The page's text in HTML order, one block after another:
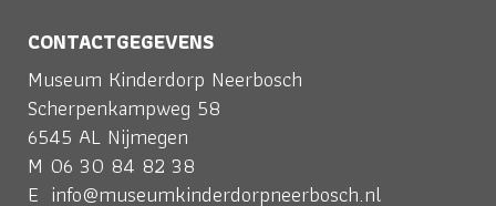
CONTACTGEGEVENS
Museum Kinderdorp Neerbosch
Scherpenkampweg 58
6545 AL Nijmegen
M 06 30 84 82 38
E info@museumkinderdorpneerbosch.nl